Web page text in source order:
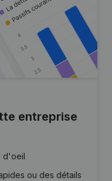
entreprise
d'oeil
ou des détails